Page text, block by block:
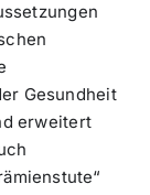
Gesundheit
erweitert